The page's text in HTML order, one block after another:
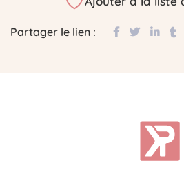
Partager le lien :